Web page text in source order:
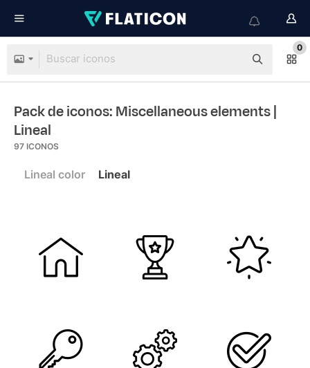
0
Pack de iconos: Miscellaneous elements|
Lineal
97 ICONOS
Lineal color Lineal